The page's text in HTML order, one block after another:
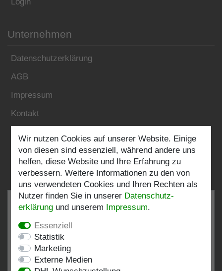
Unternehmen
Datenschutzerklärung
AGB
Impressum
Kontakt
Folgen Sie uns:
bei: shopvote.de, Amazon
Wir nutzen Cookies auf unserer Website. Einige
von diesen sind essenziell, während andere uns
helfen, diese Website und Ihre Erfahrung zu
verbessern. Weitere Informationen zu den von
uns verwendeten Cookies und Ihren Rechten als
Nutzer finden Sie in unserer Daten­schutz­
erklärung und unserem Impressum.
Essenziell
Statistik
Marketing
Externe Medien